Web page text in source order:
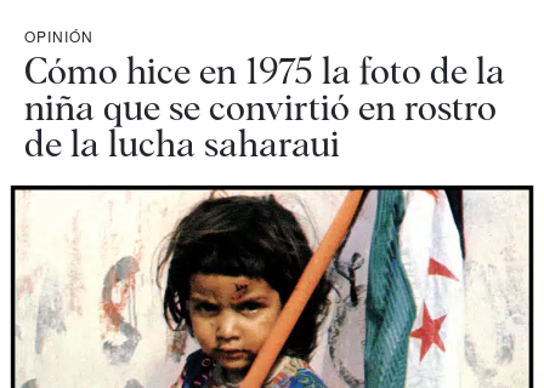
OPINIÓN
Cómo hice en 1975 la foto de la
niña que se convirtió en rostro
de la lucha saharaui